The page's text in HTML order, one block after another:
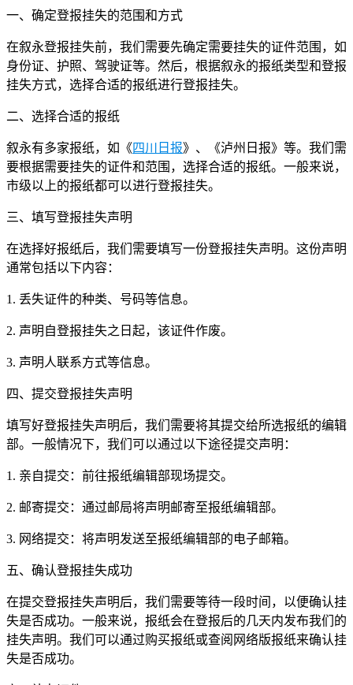
一、确定登报挂失的范围和方式
在叙永登报挂失前，我们需要先确定需要挂失的证件范围，如
身份证、护照、驾驶证等。然后，根据叙永的报纸类型和登报
挂失方式，选择合适的报纸进行登报挂失。
二、选择合适的报纸
叙永有多家报纸，如《四川日报》、《泸州日报》等。我们需
要根据需要挂失的证件和范围，选择合适的报纸。一般来说，
市级以上的报纸都可以进行登报挂失。
三、填写登报挂失声明
在选择好报纸后，我们需要填写一份登报挂失声明。这份声明
通常包括以下内容：
1. 丢失证件的种类、号码等信息。
2. 声明自登报挂失之日起，该证件作废。
3. 声明人联系方式等信息。
四、提交登报挂失声明
填写好登报挂失声明后，我们需要将其提交给所选报纸的编辑
部。一般情况下，我们可以通过以下途径提交声明：
1. 亲自提交：前往报纸编辑部现场提交。
2. 邮寄提交：通过邮局将声明邮寄至报纸编辑部。
3. 网络提交：将声明发送至报纸编辑部的电子邮箱。
五、确认登报挂失成功
在提交登报挂失声明后，我们需要等待一段时间，以便确认挂
失是否成功。一般来说，报纸会在登报后的几天内发布我们的
挂失声明。我们可以通过购买报纸或查阅网络版报纸来确认挂
失是否成功。